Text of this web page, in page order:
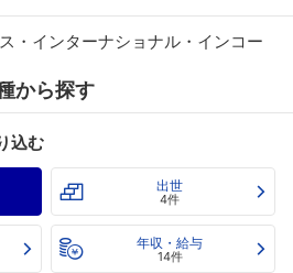
・インターナショナル・インコー
から探す
込む
出世
4件
年収・給与
14件